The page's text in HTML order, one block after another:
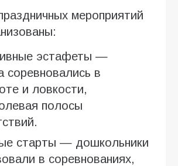
мероприятий
эстафеты —
соревновались в
и ловкости,
полосы
старты — дошкольники
в соревнованиях,